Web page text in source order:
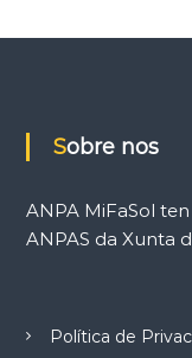
Sobre nos
ANPA MiFaSol
ANPAS da Xunta
Política de